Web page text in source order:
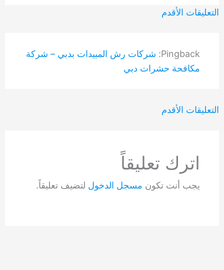
التعليقات
التعليقات الأقدم
Pingback: شركات رش المبيدات بدبي – شركة
مكافحة حشرات دبي
التعليقات
التعليقات الأقدم
اترك تعليقاً
يجب أنت تكون مسجل الدخول لتضيف تعليقاً.